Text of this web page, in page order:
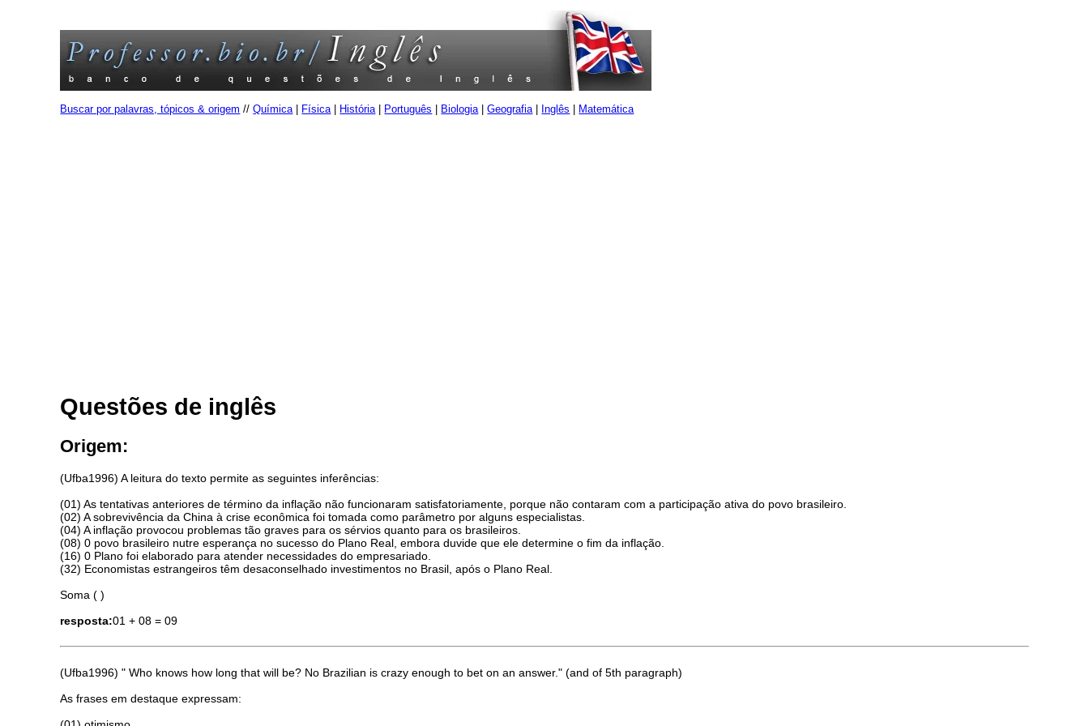
Buscar por palavras, tópicos & origem //Química| Física| História| Português Biologia|Geografia| Inglês Matemática
Questões de inglês
Origem:
(Ufba1996) A leitura do texto permite as seguintes inferências:
(01) As tentativas anteriores de término da inflação não funcionaram satisfatoriamente, porque não contaram com a participação ativa do povo brasileiro.
(02) A sobrevivência da China à crise econômica foi tomada como parâmetro por alguns especialistas.
(04) A inflação provocou problemas tão graves para os sérvios quanto para os brasileiros.
(08) 0 povo brasileiro nutre esperança no sucesso do Plano Real, embora duvide que ele determine o fim da inflação.
(16) 0 Plano foi elaborado para atender necessidades do empresariado.
(32) Economistas estrangeiros têm desaconselhado investimentos no Brasil, após o Plano Real.
Soma ( )
resposta:01 + 08 = 09
(Ufba1996) " Who knows how long that will be? No Brazilian is crazy enough to bet on an answer." (and of 5th paragraph)
As frases em destaque expressam: